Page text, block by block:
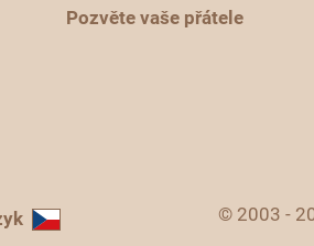
Pozvěte vaše přátele
© 2003 -